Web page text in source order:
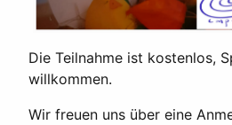
Die Teilnahme ist kostenlos,
willkommen.
Wir freuen uns über eine